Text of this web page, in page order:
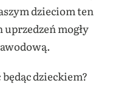
dzieciom ten
uprzedzeń mogły
dzieckiem?